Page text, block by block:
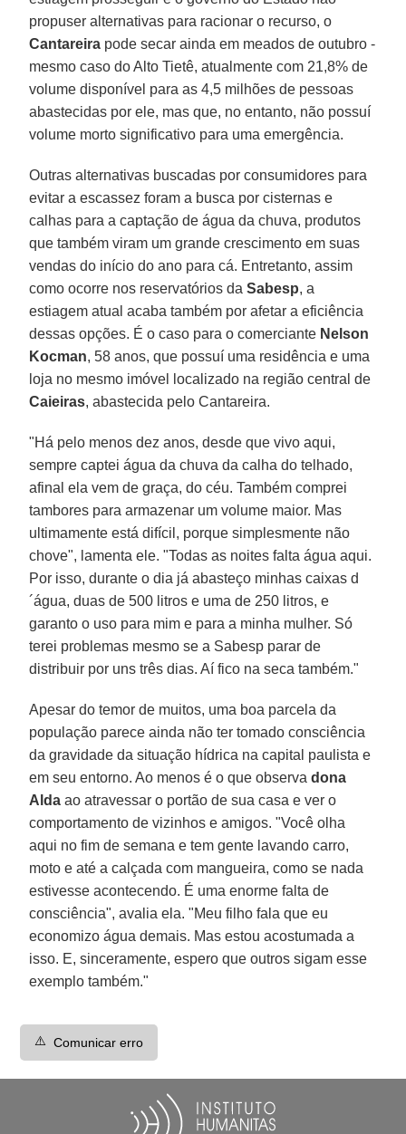
propuser alternativas para racionar o recurso, o
Cantareira pode secar ainda em meados de outubro -
mesmo caso do Alto Tietê, atualmente com 21,8% de
volume disponível para as 4,5 milhões de pessoas
abastecidas por ele, mas que, no entanto, não possuí
volume morto significativo para uma emergência.
Outras alternativas buscadas por consumidores para
evitar a escassez foram a busca por cisternas e
calhas para a captação de água da chuva, produtos
que também viram um grande crescimento em suas
vendas do início do ano para cá. Entretanto, assim
como ocorre nos reservatórios daSabesp, a
estiagem atual acaba também por afetar a eficiência
dessas opções. É o caso para o comerciante Nelson
Kocman, 58 anos, que possuí uma residência e uma
loja no mesmo imóvel localizado na região central de
Caieiras, abastecida pelo Cantareira.
"Há pelo menos dez anos, desde que vivo aqui,
sempre captei água da chuva da calha do telhado,
afinal ela vem de graça, do céu. Também comprei
tambores para armazenar um volume maior. Mas
ultimamente está difícil, porque simplesmente não
chove", lamenta ele. "Todas as noites falta água aqui.
Por isso, durante o dia já abasteço minhas caixas d
´água, duas de 500 litros e uma de 250 litros, e
garanto o uso para mim e para a minha mulher. Só
terei problemas mesmo se a Sabesp parar de
distribuir por uns três dias. Aí fico na seca também."
Apesar do temor de muitos, uma boa parcela da
população parece ainda não ter tomado consciência
da gravidade da situação hídrica na capital paulista e
em seu entorno. Ao menos é o que observadona
Alda ao atravessar o portão de sua casa e ver o
comportamento de vizinhos e amigos. "Você olha
aqui no fim de semana e tem gente lavando carro,
moto e até a calçada com mangueira, como se nada
estivesse acontecendo. É uma enorme falta de
consciência", avalia ela. "Meu filho fala que eu
economizo água demais. Mas estou acostumada a
isso. E, sinceramente, espero que outros sigam esse
exemplo também."
⚠️ Comunicar erro